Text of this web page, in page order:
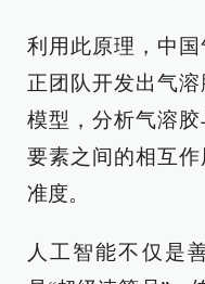
利用此原理，中
正团队开发出气
模型，分析气溶
要素之间的相互
准度。
人工智能不仅是